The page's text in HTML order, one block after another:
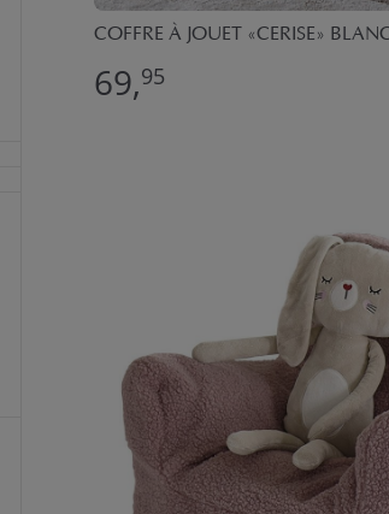
COFFRE À JOUET «CERISE»
69,95